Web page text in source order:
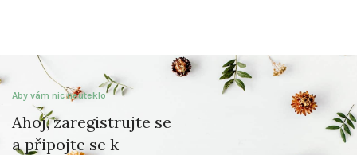
Aby vám nic neuteklo
Ahoj, zaregistrujte se
a připojte se k